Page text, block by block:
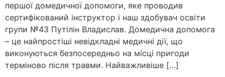
першої домедичної допомоги, яке проводив
сертифікований інструктор і наш здобувач освіти
групи №43 Путілін Владислав. Домедична допомога
– це найпростіші невідкладні медичні дії, що
виконуються безпосередньо на місці пригоди
терміново після травми. Найважливіше […]